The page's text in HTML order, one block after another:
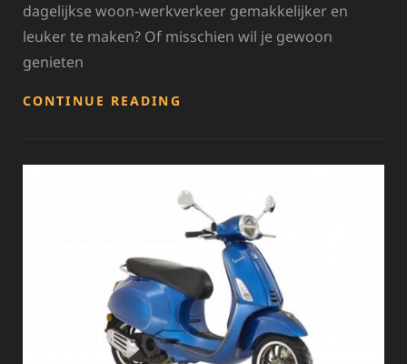
dagelijkse woon-werkverkeer gemakkelijker en
leuker te maken? Of misschien wil je gewoon
genieten
CONTINUE READING
DE
LAATSTE
MODELLEN